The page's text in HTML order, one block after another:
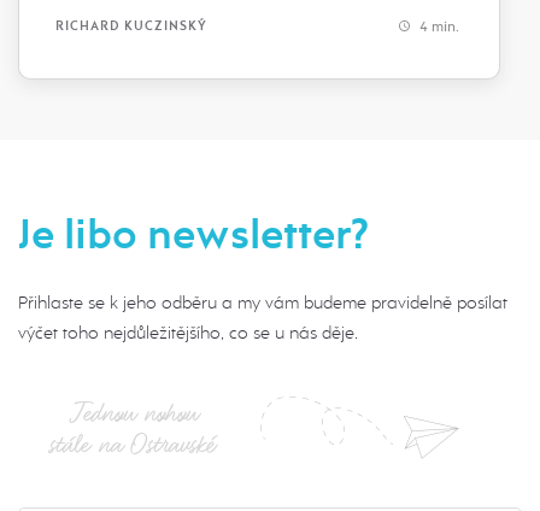
RICHARD KUCZINSKÝ 4 min.
Je libo newsletter?
Přihlaste se k jeho odběru a my vám budeme pravidelně posílat
výčet toho nejdůležitějšího, co se u nás děje.
Jednou nohou
stále na Ostravské